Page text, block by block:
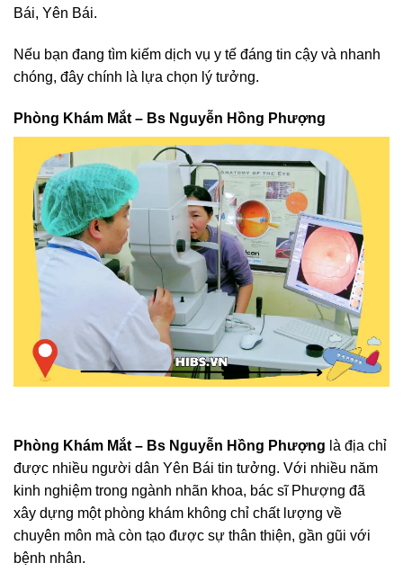
Bái, Yên Bái.
Nếu bạn đang tìm kiếm dịch vụ y tế đáng tin cậy và nhanh
chóng, đây chính là lựa chọn lý tưởng.
Phòng Khám Mắt – Bs Nguyễn Hồng Phượng
Phòng Khám Mắt – Bs Nguyễn Hồng Phượng là địa chỉ
được nhiều người dân Yên Bái tin tưởng. Với nhiều năm
kinh nghiệm trong ngành nhãn khoa, bác sĩ Phượng đã
xây dựng một phòng khám không chỉ chất lượng về
chuyên môn mà còn tạo được sự thân thiện, gần gũi với
bệnh nhân.